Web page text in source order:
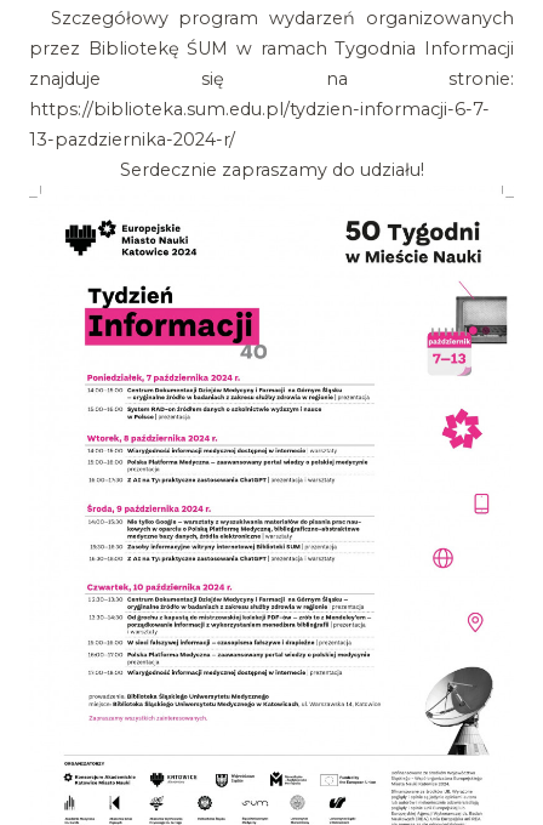
Szczegółowy program wydarzeń organizowanych
przez Bibliotekę ŚUM w ramach Tygodnia Informacji
znajduje się na stronie:
https://biblioteka.sum.edu.pl/tydzien-informacji-6-7-
13-pazdziernika-2024-r/
Serdecznie zapraszamy do udziału!